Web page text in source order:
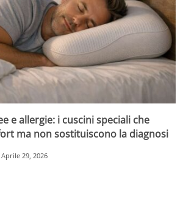
e allergie: i cuscini speciali che
ma non sostituiscono la diagnosi
Aprile 29, 2026